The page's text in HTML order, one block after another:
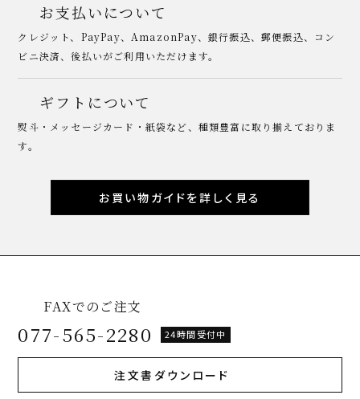
お支払いについて
クレジット、PayPay、AmazonPay、銀行振込、郵便振込、コン
ビニ決済、後払いがご利用いただけます。
ギフトについて
熨斗・メッセージカード・紙袋など、種類豊富に取り揃えておりま
す。
お買い物ガイドを詳しく見る
FAXでのご注文
077-565-2280 24時間受付中
注文書ダウンロード